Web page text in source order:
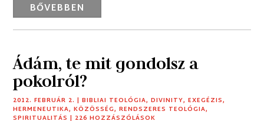
BŐVEBBEN
Ádám, te mit gondolsz a
pokolról?
2012. FEBRUÁR 2. |BIBLIAI TEOLÓGIA,DIVINITY,EXEGÉZIS,
HERMENEUTIKA,KÖZÖSSÉG,RENDSZERES TEOLÓGIA,
SPIRITUALITÁS | 226 HOZZÁSZÓLÁSOK